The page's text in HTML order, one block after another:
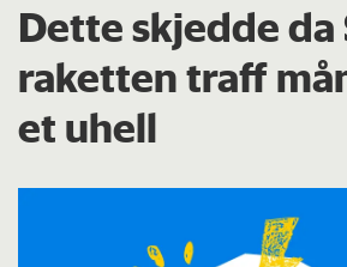
Dette skjedde da
raketten traff
et uhell